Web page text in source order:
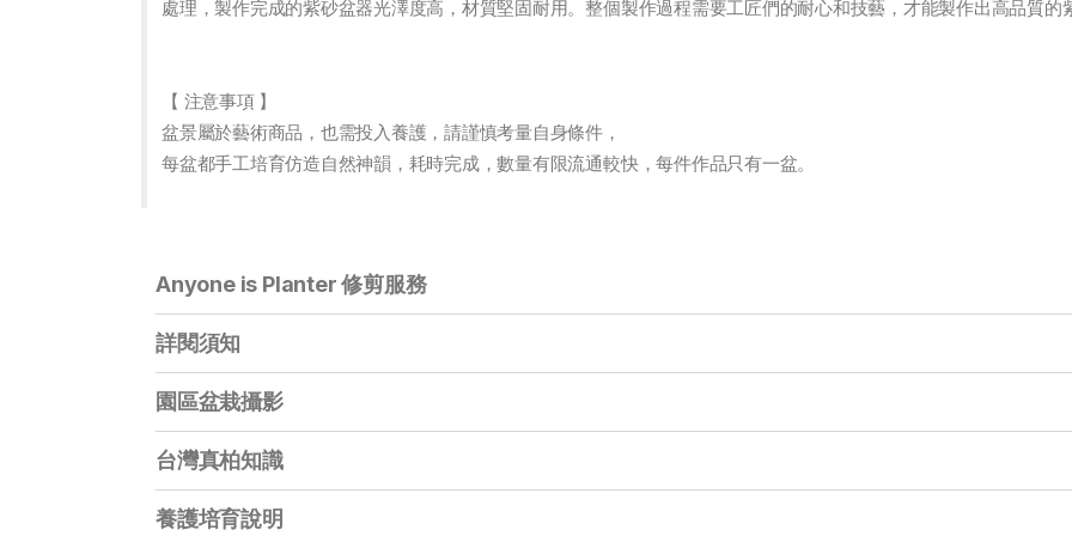
處理，製作完成的紫砂盆器光澤度高，材質堅固耐用。整個製作過程需要工匠們的耐心和技藝，才能製作出高品質的
【 注意事項 】
盆景屬於藝術商品，也需投入養護，請謹慎考量自身條件，
每盆都手工培育仿造自然神韻，耗時完成，數量有限流通較快，每件作品只有一盆。
Anyone is Planter 修剪服務
詳閱須知
園區盆栽攝影
台灣真柏知識
養護培育說明